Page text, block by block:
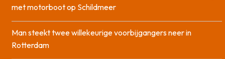
met motorboot op Schildmeer
Man steekt twee willekeurige voorbijgangers neer in
Rotterdam